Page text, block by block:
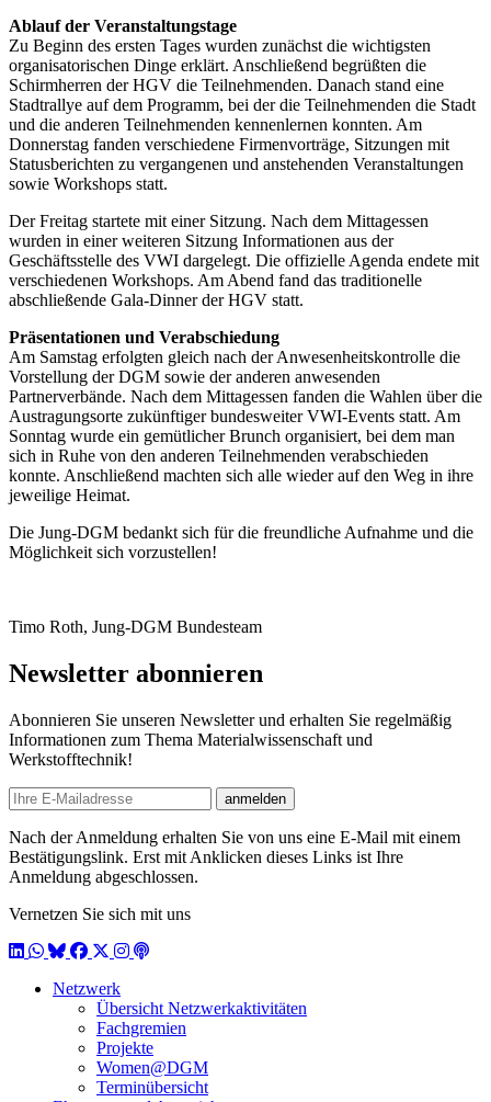
Ablauf der Veranstaltungstage
Zu Beginn des ersten Tages wurden zunächst die wichtigsten
organisatorischen Dinge erklärt. Anschließend begrüßten die
Schirmherren der HGV die Teilnehmenden. Danach stand eine
Stadtrallye auf dem Programm, bei der die Teilnehmenden die Stadt
und die anderen Teilnehmenden kennenlernen konnten. Am
Donnerstag fanden verschiedene Firmenvorträge, Sitzungen mit
Statusberichten zu vergangenen und anstehenden Veranstaltungen
sowie Workshops statt.
Der Freitag startete mit einer Sitzung. Nach dem Mittagessen
wurden in einer weiteren Sitzung Informationen aus der
Geschäftsstelle des VWI dargelegt. Die offizielle Agenda endete mit
verschiedenen Workshops. Am Abend fand das traditionelle
abschließende Gala-Dinner der HGV statt.
Präsentationen und Verabschiedung
Am Samstag erfolgten gleich nach der Anwesenheitskontrolle die
Vorstellung der DGM sowie der anderen anwesenden
Partnerverbände. Nach dem Mittagessen fanden die Wahlen über die
Austragungsorte zukünftiger bundesweiter VWI-Events statt. Am
Sonntag wurde ein gemütlicher Brunch organisiert, bei dem man
sich in Ruhe von den anderen Teilnehmenden verabschieden
konnte. Anschließend machten sich alle wieder auf den Weg in ihre
jeweilige Heimat.
Die Jung-DGM bedankt sich für die freundliche Aufnahme und die
Möglichkeit sich vorzustellen!
Timo Roth, Jung-DGM Bundesteam
Newsletter abonnieren
Abonnieren Sie unseren Newsletter und erhalten Sie regelmäßig
Informationen zum Thema Materialwissenschaft und
Werkstofftechnik!
E-mail
anmelden
Nach der Anmeldung erhalten Sie von uns eine E-Mail mit einem
Bestätigungslink. Erst mit Anklicken dieses Links ist Ihre
Anmeldung abgeschlossen.
Vernetzen Sie sich mit uns
LinkedIn
WhatsApp
BlueSky
Facebook
X / Twitter
Instagram
Podcast
Netzwerk
Übersicht Netzwerkaktivitäten
Fachgremien
Projekte
Women@DGM
Terminübersicht